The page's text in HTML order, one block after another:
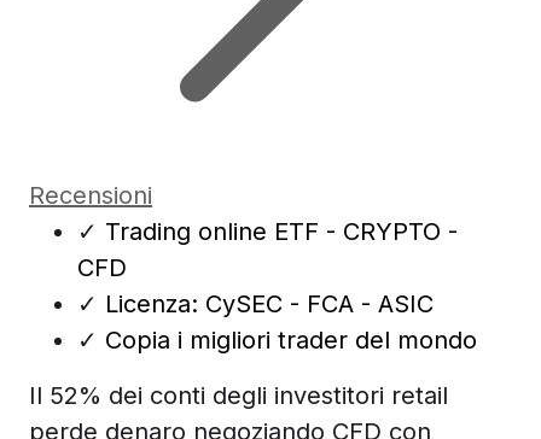
Recensioni
✓ Trading online ETF - CRYPTO -
CFD
✓ Licenza: CySEC - FCA - ASIC
✓ Copia i migliori trader del mondo
Il 52% dei conti degli investitori retail
perde denaro negoziando CFD con